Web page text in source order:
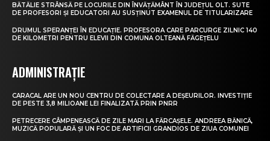
BĂTĂLIE STRÂNSĂ PE LOCURILE DIN ÎNVĂȚĂMÂNT ÎN JUDEȚUL OLT. SUTE
DE PROFESORI ȘI EDUCATORI AU SUSȚINUT EXAMENUL DE TITULARIZARE
DRUMUL SPERANȚEI ÎN EDUCAȚIE. PROFESORA CARE PARCURGE ZILNIC 140
DE KILOMETRI PENTRU ELEVII DIN COMUNA OLTEANĂ FĂGEȚELU
ADMINISTRAȚIE
CARACAL ARE UN NOU CENTRU DE COLECTARE A DEȘEURILOR. INVESTIȚIE
DE PESTE 3,8 MILIOANE LEI FINALIZATĂ PRIN PNRR
PETRECERE CÂMPENEASCĂ DE ZILE MARI LA FĂRCAȘELE. ANDREEA BĂNICĂ,
MUZICĂ POPULARĂ ȘI UN FOC DE ARTIFICII GRANDIOS DE ZIUA COMUNEI